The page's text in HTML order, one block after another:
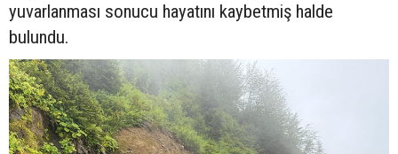
yuvarlanması sonucu hayatını kaybetmiş halde
bulundu.